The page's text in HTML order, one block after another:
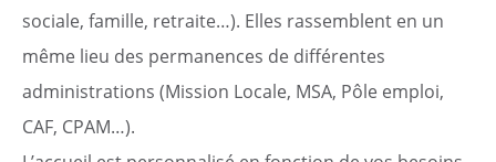
sociale, famille, retraite…). Elles rassemblent en un
même lieu des permanences de différentes
administrations (Mission Locale, MSA, Pôle emploi,
CAF, CPAM…).